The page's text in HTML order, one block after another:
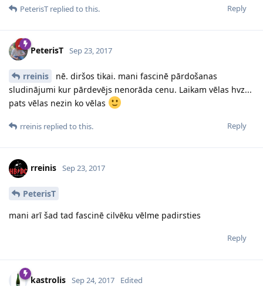
Reply
PeterisT replied to this.
PeterisT Sep 23, 2017
rreinis
nē. diršos tikai. mani fascinē pārdošanas
sludinājumi kur pārdevējs nenorāda cenu. Laikam vēlas hvz...
pats vēlas nezin ko vēlas
Reply
rreinis replied to this.
rreinis Sep 23, 2017
PeterisT
mani arī šad tad fascinē cilvēku vēlme padirsties
Reply
kastrolis Sep 24, 2017 Edited